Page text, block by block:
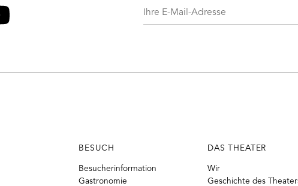
Ihre
BESUCH
Besucherinformation
Gastronomie
DAS THEATER
Wir
Geschichte des